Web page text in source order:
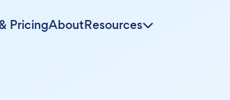
PricingAboutResources